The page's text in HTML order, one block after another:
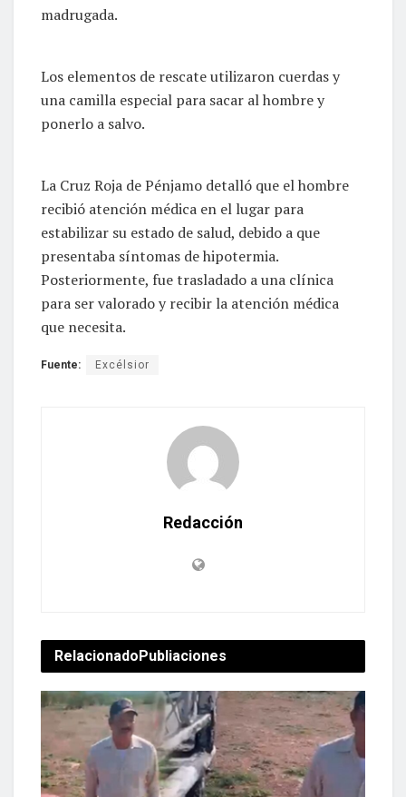
madrugada.
Los elementos de rescate utilizaron cuerdas y
una camilla especial para sacar al hombre y
ponerlo a salvo.
La Cruz Roja de Pénjamo detalló que el hombre
recibió atención médica en el lugar para
estabilizar su estado de salud, debido a que
presentaba síntomas de hipotermia.
Posteriormente, fue trasladado a una clínica
para ser valorado y recibir la atención médica
que necesita.
Fuente: Excélsior
Redacción
Relacionado Publiaciones